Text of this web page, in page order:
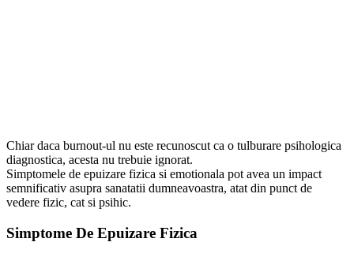
Chiar daca burnout-ul nu este recunoscut ca o tulburare psihologica
diagnostica, acesta nu trebuie ignorat.
Simptomele de epuizare fizica si emotionala pot avea un impact
semnificativ asupra sanatatii dumneavoastra, atat din punct de
vedere fizic, cat si psihic.
Simptome De Epuizare Fizica